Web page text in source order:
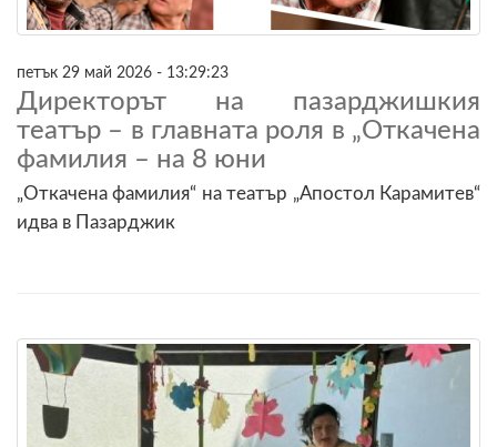
петък 29 май 2026 - 13:29:23
Директорът на пазарджишкия
театър – в главната роля в „Откачена
фамилия – на 8 юни
„Откачена фамилия“ на театър „Апостол Карамитев“
идва в Пазарджик